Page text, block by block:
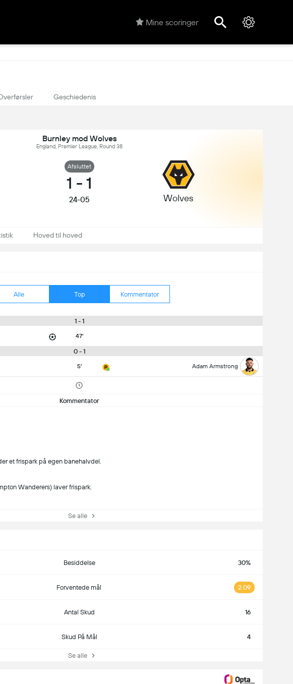
Mine scoringer
Geschiedenis
Burnley mod Wolves
England, Premier League, Round 38
Afsluttet
1 - 1
24-05 Wolves
Hoved til hoved
Alle Top Kommentator
1 - 1
47'
0 - 1
5' Adam Armstrong
Kommentator
et frispark på egen banehalvdel.
Wanderers) laver frispark.
Se alle
Besiddelse 30%
Forventede mål 2.09
Antal Skud 16
Skud På Mål 4
Se alle